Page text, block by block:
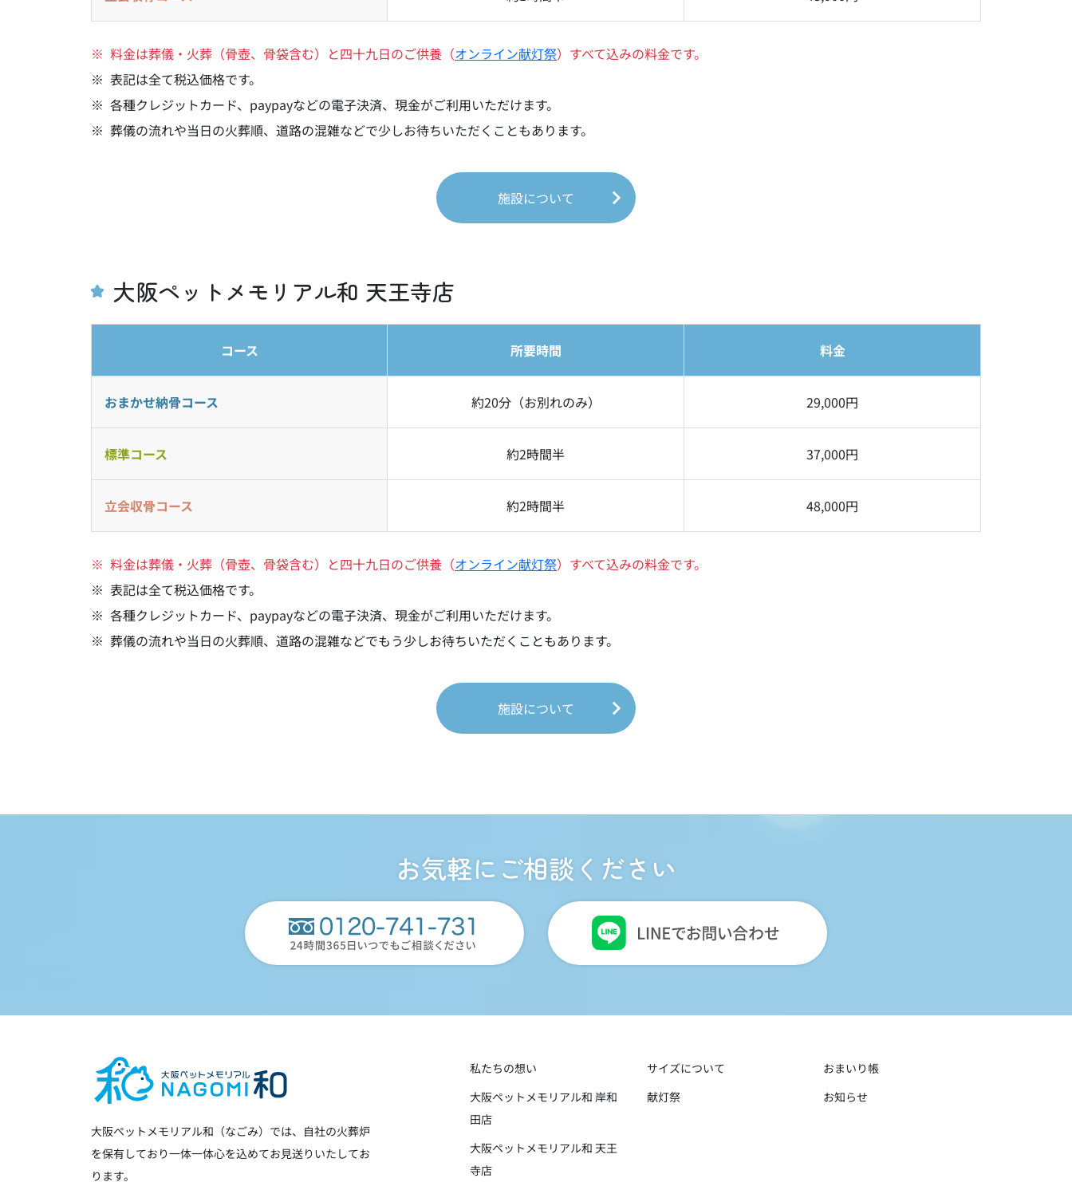
料金は葬儀・火葬（骨壺、骨袋含む）と四十九日のご供養（オンライン献灯祭）すべて込みの料金です。
表記は全て税込価格です。
各種クレジットカード、paypayなどの電子決済、現金がご利用いただけます。
葬儀の流れや当日の火葬順、道路の混雑などで少しお待ちいただくこともあります。
施設について
大阪ペットメモリアル和 天王寺店
コース 所要時間 料金
おまかせ納骨コース 約20分（お別れのみ） 29,000円
標準コース 約2時間半 37,000円
立会収骨コース 約2時間半 48,000円
料金は葬儀・火葬（骨壺、骨袋含む）と四十九日のご供養（オンライン献灯祭）すべて込みの料金です。
表記は全て税込価格です。
各種クレジットカード、paypayなどの電子決済、現金がご利用いただけます。
葬儀の流れや当日の火葬順、道路の混雑などでもう少しお待ちいただくこともあります。
施設について
お気軽にご相談ください
大阪ペットメモリアル和（なごみ）では、自社の火葬炉
を保有しており一体一体心を込めてお見送りいたしてお
ります。
私たちの想い
大阪ペットメモリアル和 岸和
田店
大阪ペットメモリアル和 天王
寺店
サイズについて
献灯祭
おまいり帳
お知らせ